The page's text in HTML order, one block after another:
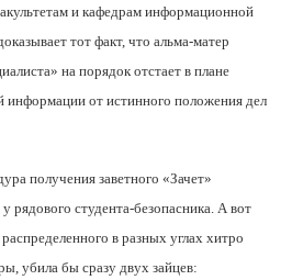
и кафедрам информационной
тот факт, что альма-матер
на порядок отстает в плане
информации от истинного положения дел
получения заветного «Зачет»
рядового студента-безопасника. А вот
в разных углах хитро
убила бы сразу двух зайцев: